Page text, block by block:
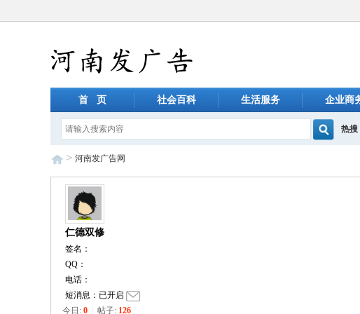
首 页 社会百科 生活服务 企业商
热搜
> 河南发广告网
仁德双修
签名：
QQ：
电话：
短消息：已开启
今日: 0 帖子: 126